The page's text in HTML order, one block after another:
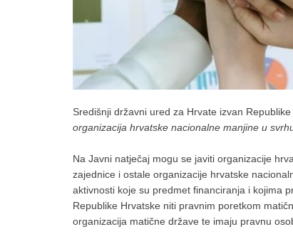
Središnji državni ured za Hrvate izvan
organizacija hrvatske nacionalne manjine u
Na Javni natječaj mogu se javiti organizacije
zajednice i ostale organizacije hrvatske
aktivnosti koje su predmet financiranja i kojima
Republike Hrvatske niti pravnim poretkom
organizacija matične države te imaju pravnu